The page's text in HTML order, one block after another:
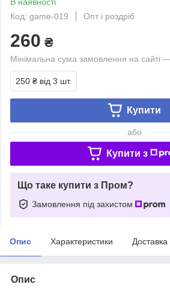
Код: game-019
Опт і роздріб
260 ₴
Мінімальна сума замовлення на сайті
250 ₴ від 3 шт.
Купити
або
Купити з
Що таке купити з Пром?
Замовлення під захистом
Опис Характеристики Доставка
Опис